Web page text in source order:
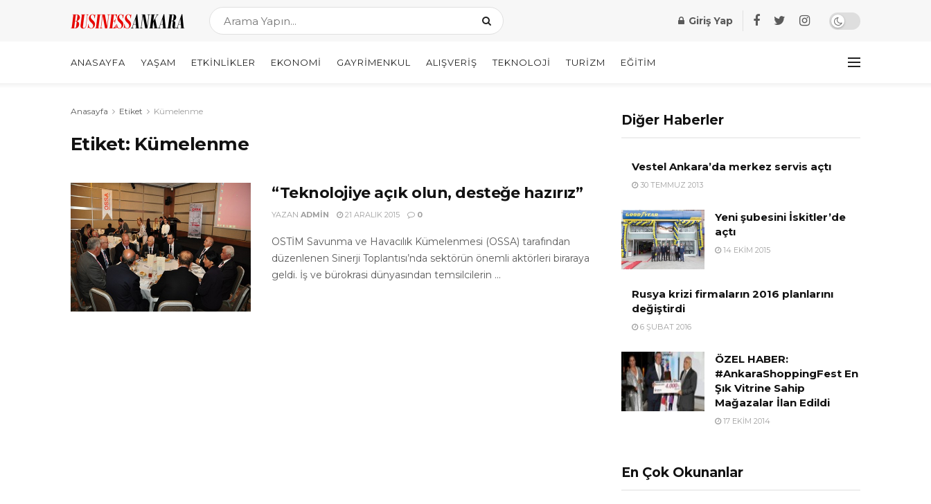
Giriş Yap
ANASAYFA YAŞAM ETKINLIKLER EKONOMI GAYRIMENKUL ALIŞVERIŞ TEKNOLOJI TURIZM EĞITIM
Anasayfa Etiket Kümelenme
Etiket: Kümelenme
“Teknolojiye açık olun, desteğe hazırız”
YAZAN ADMIN 21 ARALIK 2015 0
OSTİM Savunma ve Havacılık Kümelenmesi (OSSA) tarafından
düzenlenen Sinerji Toplantısı’nda sektörün önemli aktörleri biraraya
geldi. İş ve bürokrasi dünyasından temsilcilerin ...
Diğer Haberler
Vestel Ankara’da merkez servis açtı
30 TEMMUZ 2013
Yeni şubesini İskitler’de
açtı
14 EKIM 2015
Rusya krizi firmaların 2016 planlarını
değiştirdi
6 ŞUBAT 2016
ÖZEL HABER:
#AnkaraShoppingFest En
Şık Vitrine Sahip
Mağazalar İlan Edildi
17 EKIM 2014
En Çok Okunanlar